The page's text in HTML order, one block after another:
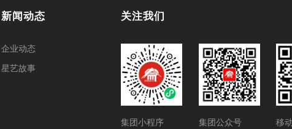
新闻动态
企业动态
星艺故事
关注我们
集团小程序 集团公众号 移